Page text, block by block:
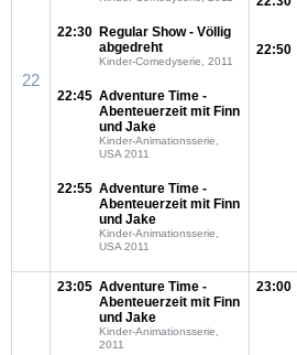
22
22:30 Regular Show - Völlig
abgedreht
Kinder-Comedyserie, 2011
22:45 Adventure Time -
Abenteuerzeit mit Finn
und Jake
Kinder-Animationsserie,
USA 2011
22:55 Adventure Time -
Abenteuerzeit mit Finn
und Jake
Kinder-Animationsserie,
USA 2011
22:50
23:05 Adventure Time -
Abenteuerzeit mit Finn
und Jake
Kinder-Animationsserie,
2011
23:00